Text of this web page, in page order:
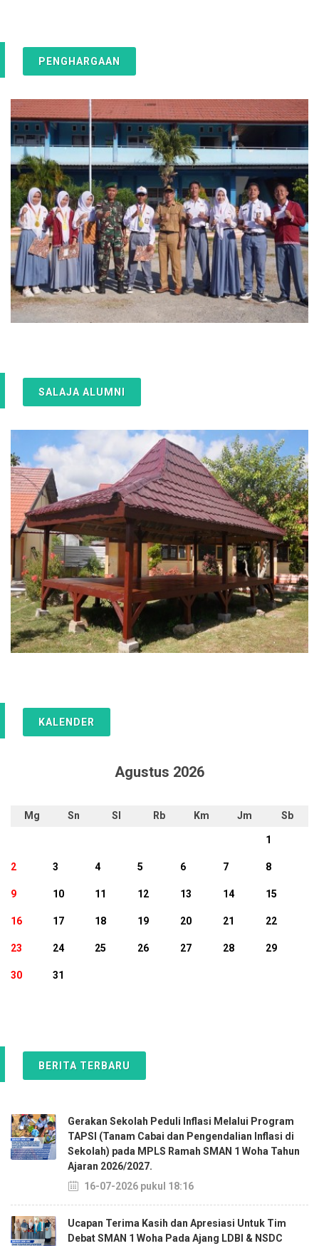
PENGHARGAAN
SALAJA ALUMNI
KALENDER
Agustus 2026
Mg Sn Sl Rb Km Jm Sb
1
2 3 4 5 6 7 8
9 10 11 12 13 14 15
16 17 18 19 20 21 22
23 24 25 26 27 28 29
30 31
BERITA TERBARU
Gerakan Sekolah Peduli Inflasi Melalui Program
TAPSI (Tanam Cabai dan Pengendalian Inflasi di
Sekolah) pada MPLS Ramah SMAN 1 Woha Tahun
Ajaran 2026/2027.
16-07-2026 pukul 18:16
Ucapan Terima Kasih dan Apresiasi Untuk Tim
Debat SMAN 1 Woha Pada Ajang LDBI & NSDC